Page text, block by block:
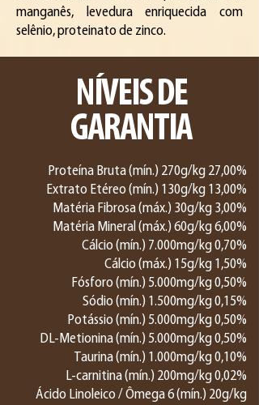
manganês, levedura enriquecida com
selênio, proteinato de zinco.
NÍVEIS DE
GARANTIA
Proteína Bruta (mín.) 270g/kg 27,00%
Extrato Etéreo (mín.) 130g/kg 13,00%
Matéria Fibrosa (máx.) 30g/kg 3,00%
Matéria Mineral (máx.) 60g/kg 6,00%
Cálcio (mín.) 7.000mg/kg 0,70%
Cálcio (máx.) 15g/kg 1,50%
Fósforo (mín.) 5.000mg/kg 0,50%
Sódio (mín.) 1.500mg/kg 0,15%
Potássio (mín.) 5.000mg/kg 0,50%
DL-Metionina (mín.) 5.000mg/kg 0,50%
Taurina (mín.) 1.000mg/kg 0,10%
L-carnitina (mín.) 200mg/kg 0,02%
Ácido Linoleico / Ômega 6 (mín.) 20g/kg